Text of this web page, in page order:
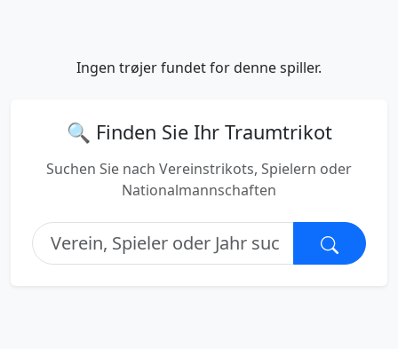
Ingen trøjer fundet for denne spiller.
🔍 Finden Sie Ihr Traumtrikot
Suchen Sie nach Vereinstrikots, Spielern oder
Nationalmannschaften